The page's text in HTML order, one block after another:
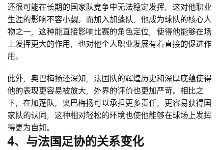
还很可能在长期的国家队竞争中无法稳定发挥，这对他职业
生涯的影响不容小觑。而加入加蓬队，他成为球队的核心人
物之一，这种能直接影响比赛的角色定位，使得他能够在场
上发挥更大的作用，也对他个人职业发展有着直接的促进作
用。
此外，奥巴梅扬还深知，法国队的辉煌历史和深厚底蕴使得
他的表现更容易被放大，外界的评价也更加严苛。相比之
下，在加蓬队，奥巴梅扬可以承担更多责任，更容易获得国
家队的认同，这种相对轻松的环境也使他能够在球场上发挥
得更为自如。
4、与法国足协的关系变化